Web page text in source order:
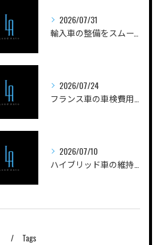
2026/07/31
2026/07/24
2026/07/10
Tags